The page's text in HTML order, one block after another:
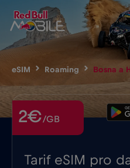
eSIM Roaming Bosna a
Tarif eSIM pro
2€/GB